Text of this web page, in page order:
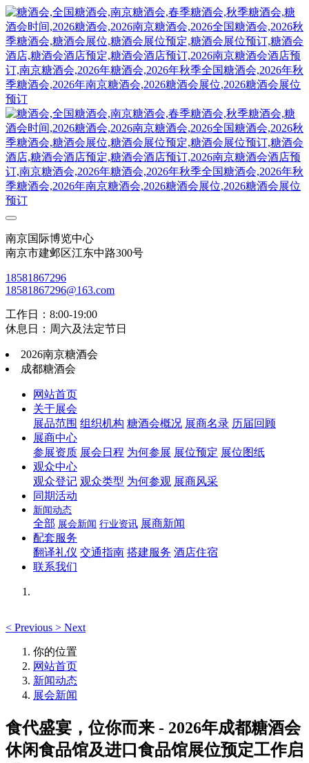
南京国际博览中心
南京市建邺区江东中路300号
18581867296
18581867296@163.com
工作日：8:00-19:00
休息日：周六及法定节日
2026南京糖酒会
成都糖酒会
网站首页
关于展会
展品范围 组织机构 糖酒会概况 展商名录 历届回顾
展商中心
参展资质 展会日程 为何参展 展位预定 展位图纸
观众中心
观众登记 观众类型 为何参观 展商风采
同期活动
新闻动态
全部 展会新闻 行业资讯 展商新闻
配套服务
翻译礼仪 交通指南 搭建服务 酒店住宿
联系我们
< Previous > Next
你的位置
网站首页
新闻动态
展会新闻
食代盛宴，位你而来 - 2026年成都糖酒会
休闲食品馆及进口食品馆展位预定工作启